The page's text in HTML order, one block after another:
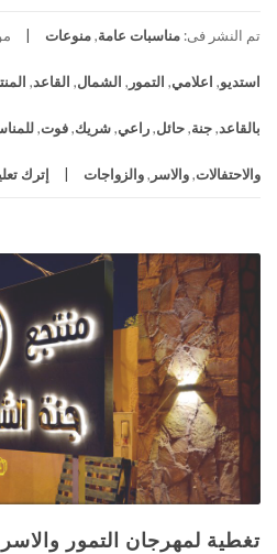
تم النشر فى: مناسبات عامة,منوعات
استديو, اعلامي, التمور , الشمال, القاعد,
بالقاعد,جنة,حائل,راعي,شريك,فوت,
والاحتفالات,والاسر ,والزواجات إترك
تغطية لمهرجان التمور والاسر